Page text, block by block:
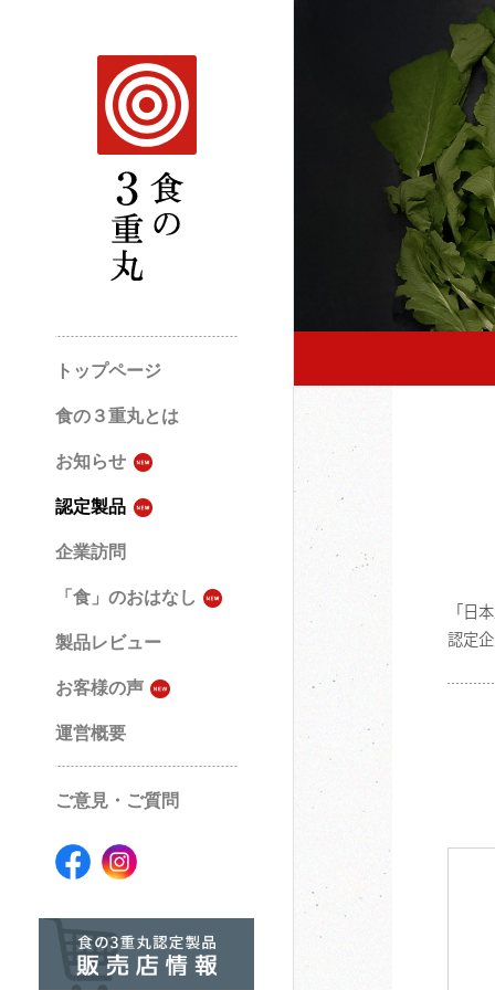
トップページ
食の３重丸とは
お知らせ
認定製品
企業訪問
「食」のおはなし
製品レビュー
お客様の声
運営概要
ご意見・ご質問
「日
認定